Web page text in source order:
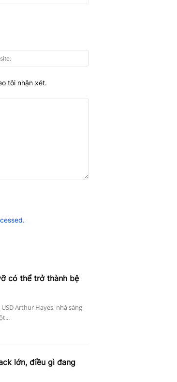
tôi nhận xét.
có thể trở thành bệ
Arthur Hayes, nhà sáng
lớn, điều gì đang